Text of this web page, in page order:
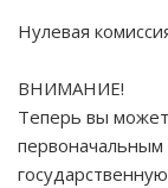
Нулевая
ВНИМАНИЕ!
Теперь вы
первоначальным